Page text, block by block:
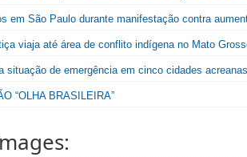
em São Paulo durante manifestação contra
viaja até área de conflito indígena no Mato
situação de emergência em cinco cidades
“OLHA BRASILEIRA”